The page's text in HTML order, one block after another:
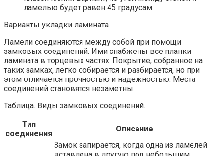
ламелью будет равен 45 градусам.
Варианты укладки ламината
Ламели соединяются между собой при помощи
замковых соединений. Ими снабжены все планки
ламината в торцевых частях. Покрытие, собранное на
таких замках, легко собирается и разбирается, но при
этом отличается прочностью и надежностью. Места
соединений становятся незаметны.
Таблица. Виды замковых соединений.
Тип
соединения
Описание
Замок запирается, когда одна из ламелей